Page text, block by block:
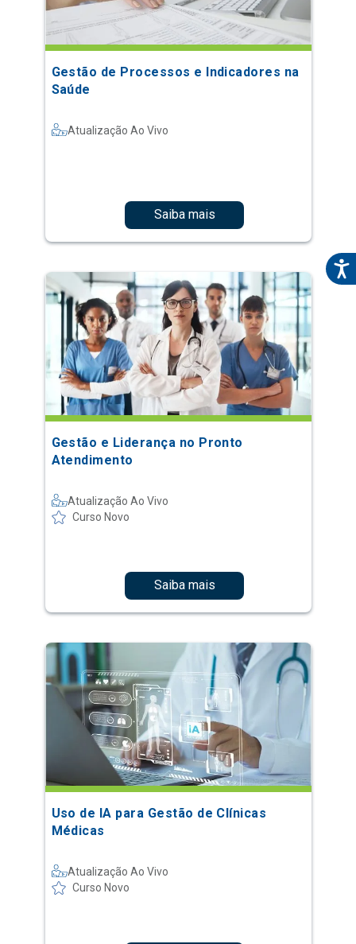
Gestão de Processos e Indicadores na
Saúde
Atualização Ao Vivo
Saiba mais
Gestão e Liderança no Pronto
Atendimento
Atualização Ao Vivo
Curso Novo
Saiba mais
Uso de IA para Gestão de Clínicas
Médicas
Atualização Ao Vivo
Curso Novo